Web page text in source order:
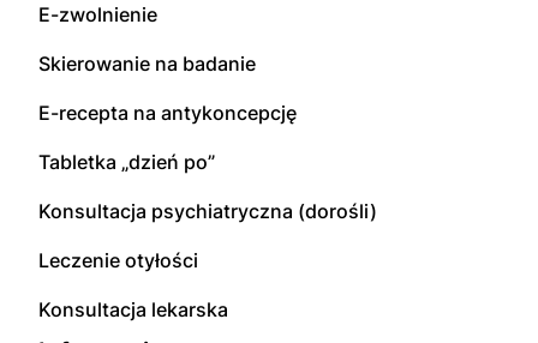
E-zwolnienie
Skierowanie na badanie
E-recepta na antykoncepcję
Tabletka „dzień po”
Konsultacja psychiatryczna (dorośli)
Leczenie otyłości
Konsultacja lekarska